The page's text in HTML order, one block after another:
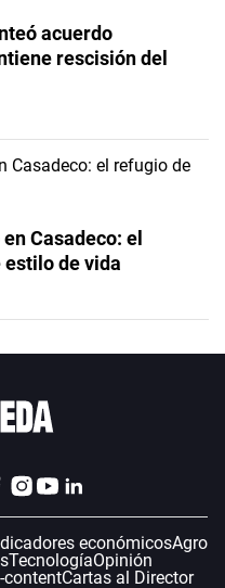
acuerdo
rescisión del
Casadeco: el
de vida
económicosAgro
TecnologíaOpinión
contentCartas al Director